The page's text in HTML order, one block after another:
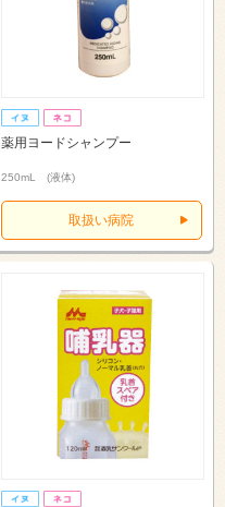
薬用ヨードシャンプー
250mL (液体)
取扱い病院